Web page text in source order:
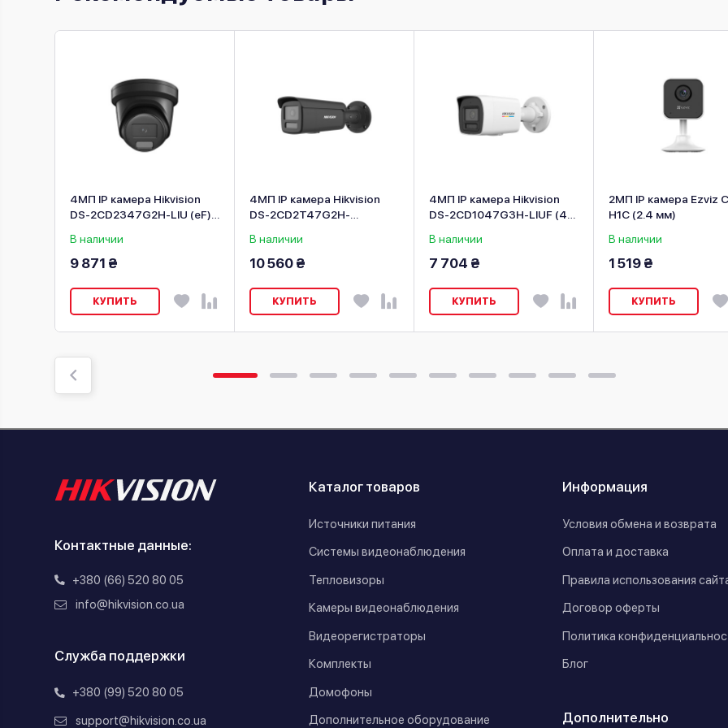
4МП IP камера Hikvision
DS-2CD2347G2H-LIU (eF)
В наличии
9 871 ₴
КУПИТЬ
4МП IP камера Hikvision
DS-2CD2T47G2H-
В наличии
10 560 ₴
КУПИТЬ
4МП IP камера Hikvision
DS-2CD1047G3H-LIUF (4
В наличии
7 704 ₴
КУПИТЬ
2МП IP камера Ezviz
H1C (2.4 мм)
В наличии
1 519 ₴
КУПИТЬ
Контактные данные:
+380 (66) 520 80 05
info@hikvision.co.ua
Служба поддержки
+380 (99) 520 80 05
support@hikvision.co.ua
Каталог товаров
Источники питания
Системы видеонаблюдения
Тепловизоры
Камеры видеонаблюдения
Видеорегистраторы
Комплекты
Домофоны
Дополнительное оборудование
Информация
Условия обмена и возврата
Оплата и доставка
Правила использования
Договор оферты
Политика
Блог
Дополнительно